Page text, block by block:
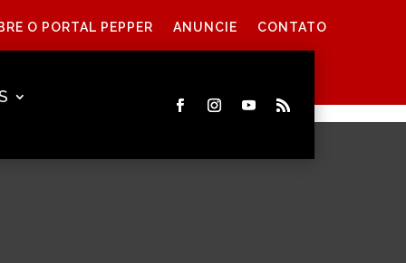
O PORTAL PEPPER ANUNCIE CONTATO